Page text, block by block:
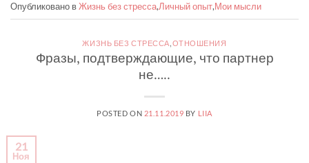
Опубликовано вЖизнь без стресса,Личный опыт,Мои мысли
ЖИЗНЬ БЕЗ СТРЕССА,ОТНОШЕНИЯ
Фразы, подтверждающие, что партнер
не…..
POSTED ON 21.11.2019 BY LIIA
21
Ноя